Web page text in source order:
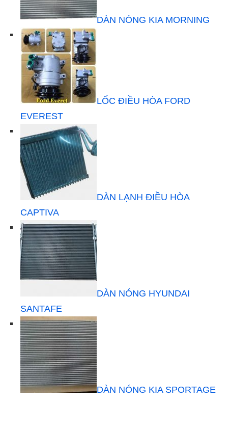
DÀN NÓNG KIA MORNING
LỐC ĐIỀU HÒA FORD
EVEREST
DÀN LẠNH ĐIỀU HÒA
CAPTIVA
DÀN NÓNG HYUNDAI
SANTAFE
DÀN NÓNG KIA SPORTAGE